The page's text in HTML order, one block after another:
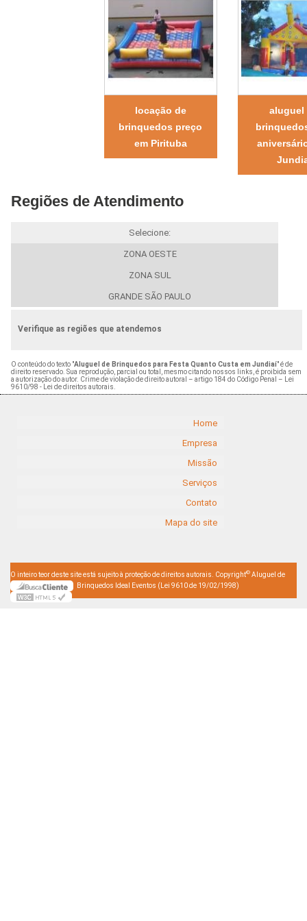
locação de
brinquedos preço
em Pirituba
aluguel
Regiões de Atendimento
Selecione:
ZONA OESTE
ZONA SUL
GRANDE SÃO PAULO
Verifique as regiões que atendemos
O conteúdo do texto "Aluguel de Brinquedos para Festa Quanto Custa em Jundiaí" é de
direito reservado. Sua reprodução, parcial ou total, mesmo citando nossos links, é proibida sem
a autorização do autor. Crime de violação de direito autoral – artigo 184 do Código Penal – Lei
9610/98 - Lei de direitos autorais.
Home
Empresa
Missão
Serviços
Contato
Mapa do site
O inteiro teor deste site está sujeito à proteção de direitos autorais. Copyright© Aluguel de
Brinquedos Ideal Eventos (Lei 9610 de 19/02/1998)